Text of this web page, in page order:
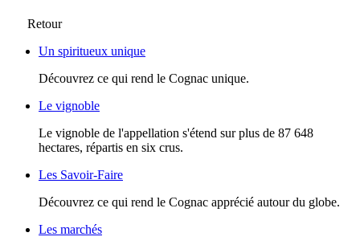
Retour
Un spiritueux unique
Découvrez ce qui rend le Cognac unique.
Le vignoble
Le vignoble de l'appellation s'étend sur plus de 87 648
hectares, répartis en six crus.
Les Savoir-Faire
Découvrez ce qui rend le Cognac apprécié autour du globe.
Les marchés